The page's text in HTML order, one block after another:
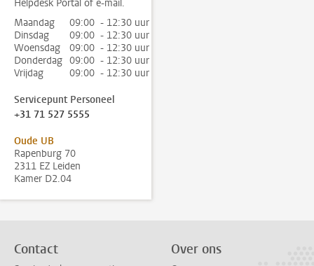
Helpdesk Portal of e-mail.
Maandag
09:00 - 12:30 uur
Dinsdag
09:00 - 12:30 uur
Woensdag
09:00 - 12:30 uur
Donderdag 09:00 - 12:30 uur
Vrijdag
09:00 - 12:30 uur
Servicepunt Personeel
+31 71 527 5555
Oude UB
Rapenburg 70
2311 EZ Leiden
Kamer D2.04
Contact Over ons